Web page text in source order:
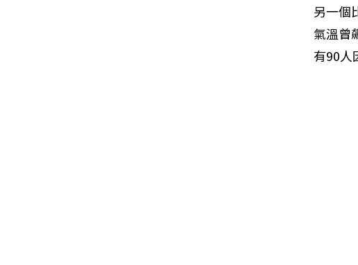
另一個
氣溫曾
有90人